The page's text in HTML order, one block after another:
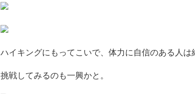
ハイキングにもってこいで、体力に自信のある人は
挑戦してみるのも一興かと。